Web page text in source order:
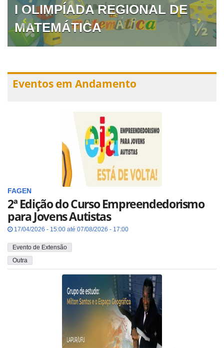
I OLIMPÍADA REGIONAL DE
MATEMÁTICA
Eventos em Andamento
FAGEN
2ª Edição do Curso Empreendedorismo
para Jovens Autistas
17/04/2026 - 15:00 até 07/08/2026 - 17:00
Evento de Extensão
Outra